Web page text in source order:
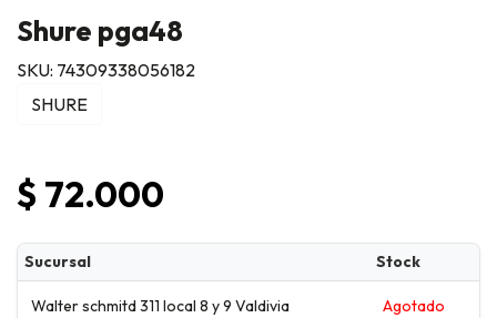
Shure pga48
SKU: 74309338056182
SHURE
$ 72.000
Sucursal Stock
Walter schmitd 311 local 8 y 9 Valdivia Agotado